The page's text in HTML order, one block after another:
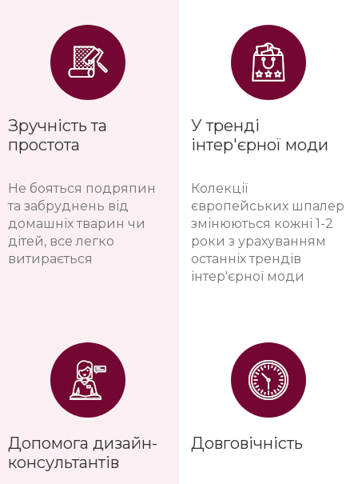
Зручність та
простота
Не бояться подряпин
та забруднень від
домашніх тварин чи
дітей, все легко
витирається
Допомога дизайн-
консультантів
У тренді
інтер'єрної моди
Колекції
європейських шпалер
змінюються кожні 1-2
роки з урахуванням
останніх трендів
інтер'єрної моди
Довговічність